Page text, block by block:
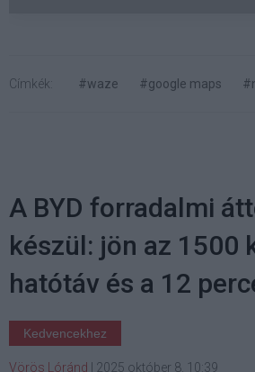
Címkék: #waze #google maps
A BYD forradalmi
készül: jön az 1500
hatótáv és a 12
Kedvencekhez
Vörös Lóránd 2025 október 8. 10:39